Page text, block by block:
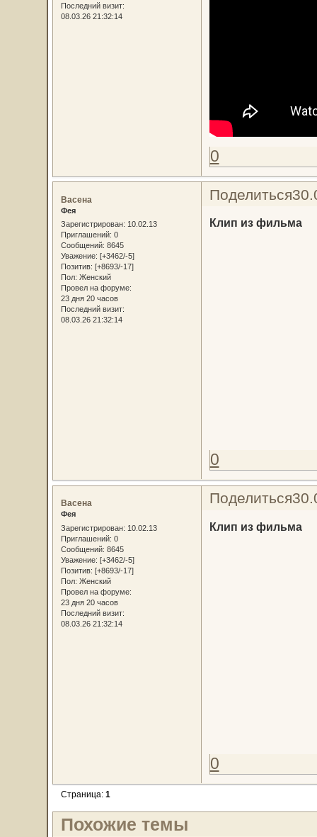
Последний визит:
08.03.26 21:32:14
0
Поделиться
Васена
Фея
Зарегистрирован: 10.02.13
Приглашений: 0
Сообщений: 8645
Уважение: [+3462/-5]
Позитив: [+8693/-17]
Пол: Женский
Провел на форуме:
23 дня 20 часов
Последний визит:
08.03.26 21:32:14
Клип из фильма
0
Поделиться
Васена
Фея
Зарегистрирован: 10.02.13
Приглашений: 0
Сообщений: 8645
Уважение: [+3462/-5]
Позитив: [+8693/-17]
Пол: Женский
Провел на форуме:
23 дня 20 часов
Последний визит:
08.03.26 21:32:14
Клип из фильма
0
Страница: 1
Похожие темы